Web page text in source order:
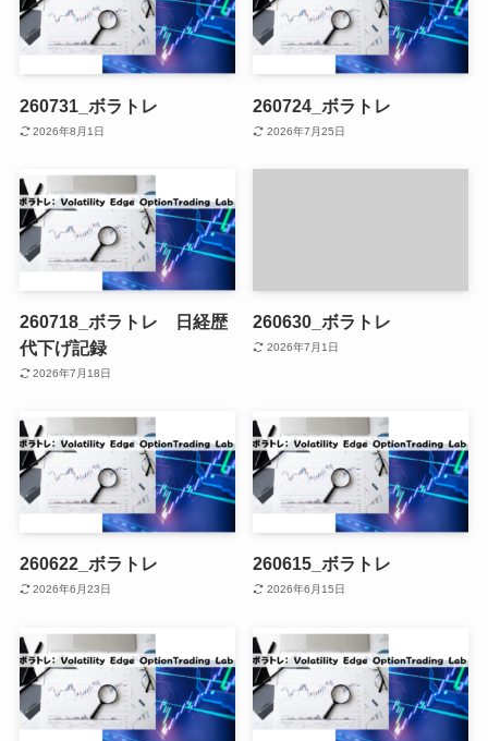
260731_ボラトレ
2026年8月1日
260724_ボラトレ
2026年7月25日
260718_ボラトレ 日経歴
代下げ記録
2026年7月18日
260630_ボラトレ
2026年7月1日
260622_ボラトレ
2026年6月23日
260615_ボラトレ
2026年6月15日